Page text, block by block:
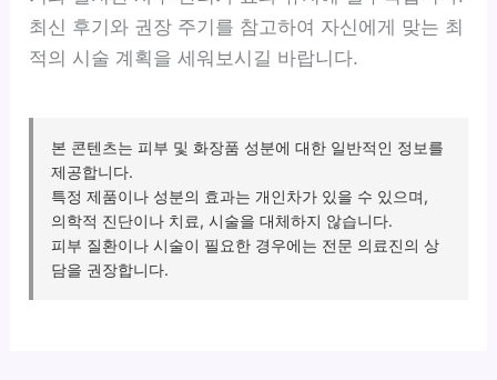
최신 후기와 권장 주기를 참고하여 자신에게 맞는 최
적의 시술 계획을 세워보시길 바랍니다.
본 콘텐츠는 피부 및 화장품 성분에 대한 일반적인 정보를
제공합니다.
특정 제품이나 성분의 효과는 개인차가 있을 수 있으며,
의학적 진단이나 치료, 시술을 대체하지 않습니다.
피부 질환이나 시술이 필요한 경우에는 전문 의료진의 상
담을 권장합니다.